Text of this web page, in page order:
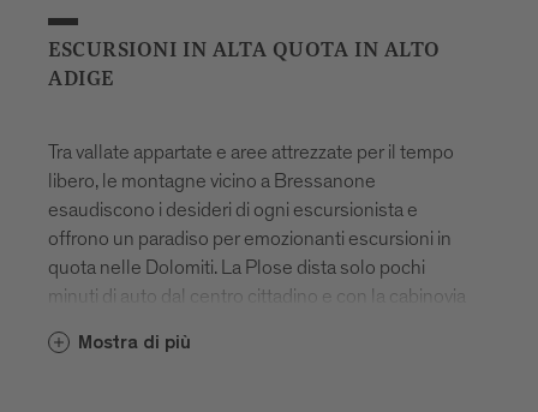
ESCURSIONI IN ALTA QUOTA IN ALTO
ADIGE
Tra vallate appartate e aree attrezzate per il tempo
libero, le montagne vicino a Bressanone
esaudiscono i desideri di ogni escursionista e
offrono un paradiso per emozionanti escursioni in
quota nelle Dolomiti. La Plose dista solo pochi
minuti di auto dal centro cittadino e con la cabinovia
facile. Una volta arrivati, potrete scegliere tra
Mostra di più